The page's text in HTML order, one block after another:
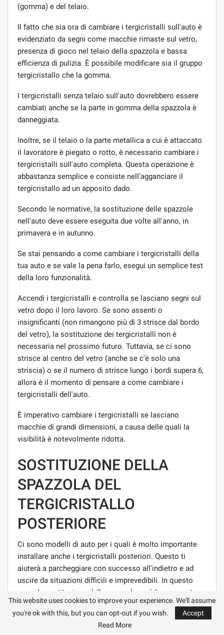
(gomma) e del telaio.
Il fatto che sia ora di cambiare i tergicristalli sull'auto è
evidenziato da segni come macchie rimaste sul vetro,
presenza di gioco nel telaio della spazzola e bassa
efficienza di pulizia. È possibile modificare sia il gruppo
tergicristallo che la gomma.
I tergicristalli senza telaio sull'auto dovrebbero essere
cambiati anche se la parte in gomma della spazzola è
danneggiata.
Inoltre, se il telaio o la parte metallica a cui è attaccato
il lavoratore è piegato o rotto, è necessario cambiare i
tergicristalli sull'auto completa. Questa operazione è
abbastanza semplice e consiste nell'agganciare il
tergicristallo ad un apposito dado.
Secondo le normative, la sostituzione delle spazzole
nell'auto deve essere eseguita due volte all'anno, in
primavera e in autunno.
Se stai pensando a come cambiare i tergicristalli della
tua auto e se vale la pena farlo, esegui un semplice test
della loro funzionalità.
Accendi i tergicristalli e controlla se lasciano segni sul
vetro dopo il loro lavoro. Se sono assenti o
insignificanti (non rimangono più di 3 strisce dal bordo
del vetro), la sostituzione dei tergicristalli non è
necessaria nel prossimo futuro. Tuttavia, se ci sono
strisce al centro del vetro (anche se c'è solo una
striscia) o se il numero di strisce lungo i bordi supera 6,
allora è il momento di pensare a come cambiare i
tergicristalli dell'auto.
È imperativo cambiare i tergicristalli se lasciano
macchie di grandi dimensioni, a causa delle quali la
visibilità è notevolmente ridotta.
SOSTITUZIONE DELLA
SPAZZOLA DEL
TERGICRISTALLO
POSTERIORE
Ci sono modelli di auto per i quali è molto importante
installare anche i tergicristalli posteriori. Questo ti
aiuterà a parcheggiare con successo all'indietro e ad
uscire da situazioni difficili e imprevedibili. In questo
caso, la sostituzione delle spazzole sarà leggermente
diversa dalle istruzioni per la sostituzione dei modelli
anteriori. Qui sarà più difficile organizzare le cose,
perché tutte le auto sono abbastanza diverse, quindi
This website uses cookies to improve your experience. We'll assume
you're ok with this, but you can opt-out if you wish.
Accept
Read More